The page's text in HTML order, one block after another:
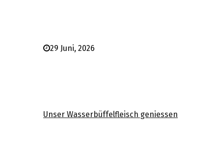
29 Juni, 2026
Unser Wasserbüffelfleisch geniessen